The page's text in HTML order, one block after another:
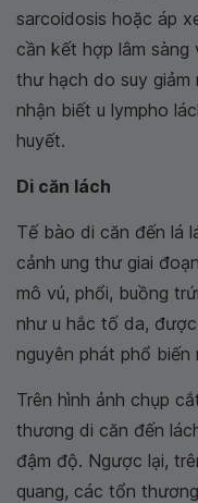
sarcoidosis hoặc áp
cần kết hợp lâm sàng
thư hạch do suy
nhận biết u lympho
huyết.
Di căn lách
Tế bào di căn đến lá
cảnh ung thư giai
mô vú, phổi, buồng
như u hắc tố da,
nguyên phát phổ biến
Trên hình ảnh chụp
thương di căn đến
đậm độ. Ngược lại,
quang, các tổn